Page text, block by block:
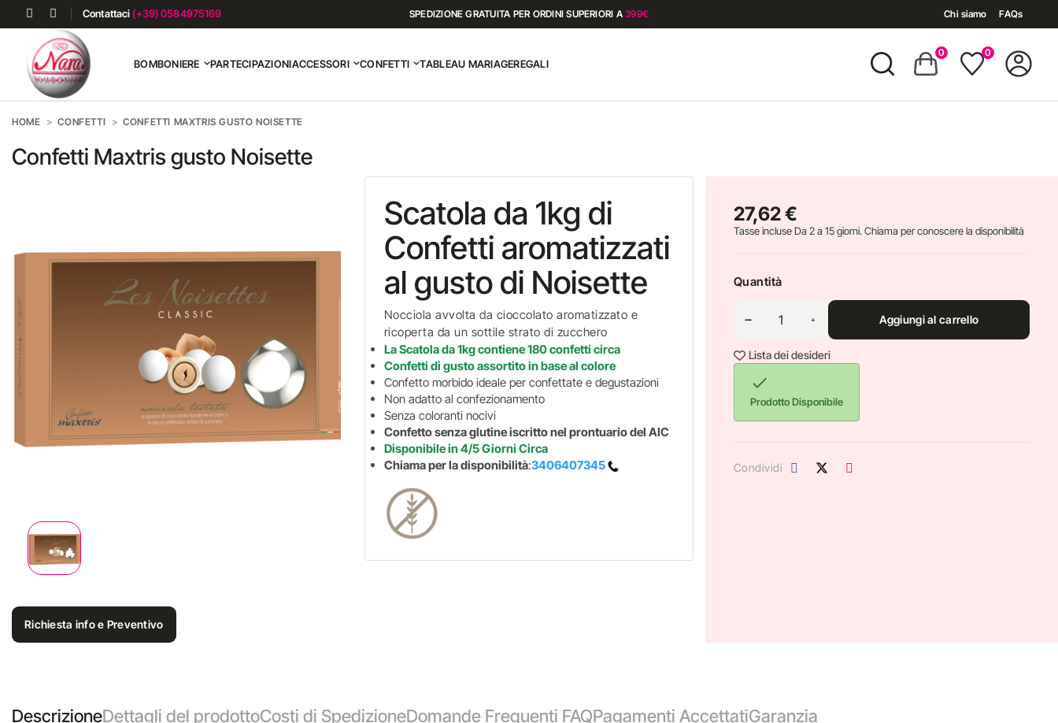
Contattaci (+39) 0584975169 SPEDIZIONE GRATUITA PER ORDINI SUPERIORI A399€ Chi siamo FAQs
BOMBONIERE PARTECIPAZIONIACCESSORI CONFETTI TABLEAU MARIAGEREGALI
0 0
HOME CONFETTI CONFETTI MAXTRIS GUSTO NOISETTE
Confetti Maxtris gusto Noisette
Richiesta info e Preventivo
Scatola da 1kg di
Confetti aromatizzati
al gusto di Noisette
Nocciola avvolta da cioccolato aromatizzato e
ricoperta da un sottile strato di zucchero
La Scatola da 1kg contiene 180 confetti circa
Confetti di gusto assortito in base al colore
Confetto morbido ideale per confettate e degustazioni
Non adatto al confezionamento
Senza coloranti nocivi
Confetto senza glutine iscritto nel prontuario del AIC
Disponibile in 4/5 Giorni Circa
Chiama per la disponibilità:3406407345
27,62 €
Tasse incluseDa 2 a 15 giorni. Chiama per conoscere la disponibilità
Quantità
Aggiungi al carrello
Lista dei desideri

Prodotto Disponibile
Condividi
DescrizioneDettagli del prodottoCosti di SpedizioneDomande Frequenti FAQPagamenti AccettatiGaranzia